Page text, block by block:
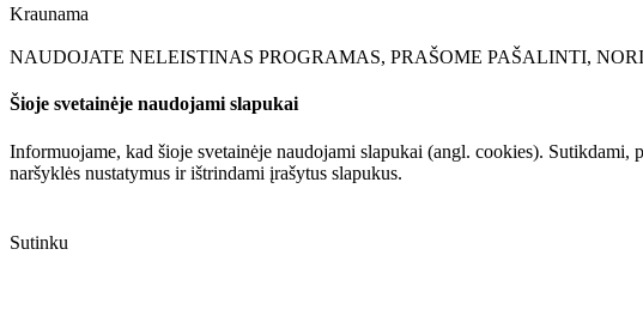
Kraunama
NAUDOJATE NELEISTINAS PROGRAMAS, PRAŠOME PAŠALINTI,
Šioje svetainėje naudojami slapukai
Informuojame, kad šioje svetainėje naudojami slapukai (angl. cookies). Sutikdami,
naršyklės nustatymus ir ištrindami įrašytus slapukus.
Sutinku